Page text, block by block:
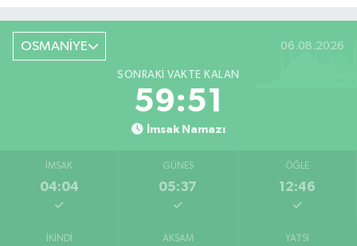
OSMANİYE 06.08.2026
SONRAKI VAKTE KALAN
59:50
İmsak Namazı
İMSAK
04:04
GÜNEŞ
05:37
ÖĞLE
12:46
İKINDI AKŞAM YATSI